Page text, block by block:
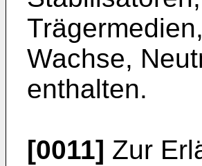
Wachse,
enthalten.
[0011] Zur